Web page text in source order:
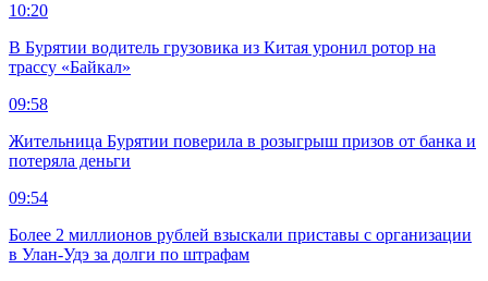
10:20
В Бурятии водитель грузовика из Китая уронил ротор на
трассу «Байкал»
09:58
Жительница Бурятии поверила в розыгрыш призов от банка и
потеряла деньги
09:54
Более 2 миллионов рублей взыскали приставы с организации
в Улан-Удэ за долги по штрафам